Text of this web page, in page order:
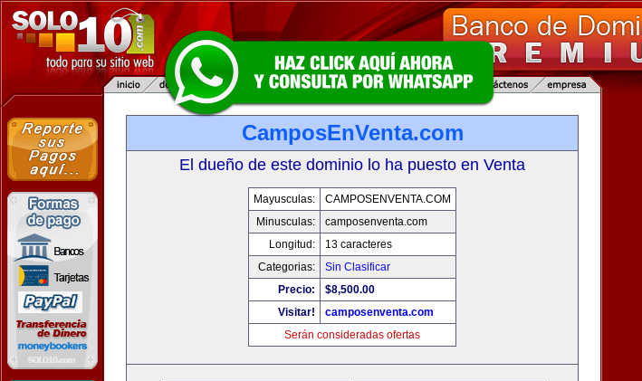
CamposEnVenta.com
El dueño de este dominio lo ha puesto en Venta
Mayusculas:
CAMPOSENVENTA.COM
Minusculas:
camposenventa.com
Longitud:
13 caracteres
Categorias:
Sin Clasificar
Precio:
$8,500.00
Visitar!
camposenventa.com
Serán consideradas ofertas